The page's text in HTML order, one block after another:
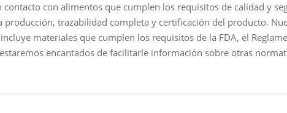
contacto con alimentos que cumplen los requisitos de calidad y
producción, trazabilidad completa y certificación del producto.
materiales que cumplen los requisitos de la FDA, el
encantados de facilitarle información sobre otras